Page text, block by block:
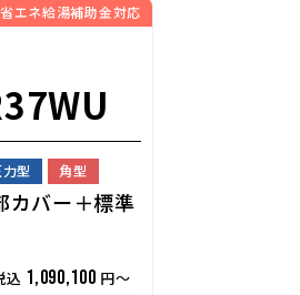
省エネ給湯補助金対応
型 角型
カバー＋標準
込 1,090,100 円～